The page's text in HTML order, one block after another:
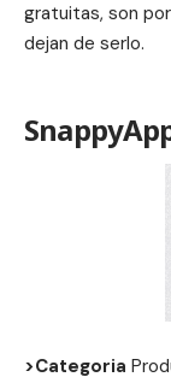
gratuitas, son
dejan de serlo.
>Categoria